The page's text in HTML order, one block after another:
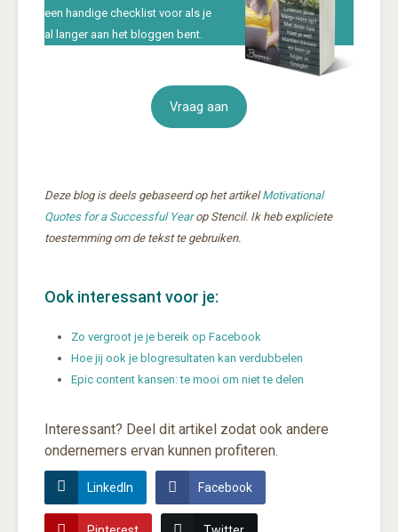
een handige checklist voor als je
al langer aan het bloggen bent.
Vraag aan
Deze blog is deels gebaseerd op het artikelMotivational
Quotes for a Successful Yearop Stencil. Ik heb expliciete
toestemming om de tekst te gebruiken.
Ook interessant voor je:
Zo vergroot je je bereik op Facebook
Hoe jij ook je blogresultaten kan verdubbelen
Epic content kansen: te mooi om niet te delen
Interessant? Deel dit artikel zodat ook andere
ondernemers ervan kunnen profiteren.
LinkedIn Facebook